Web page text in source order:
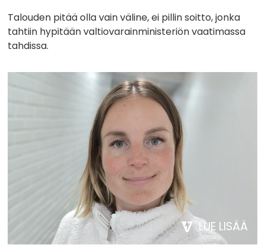
Talouden pitää olla vain väline, ei pillin soitto, jonka
tahtiin hypitään valtiovarainministeriön vaatimassa
tahdissa.
LUE LISÄÄ